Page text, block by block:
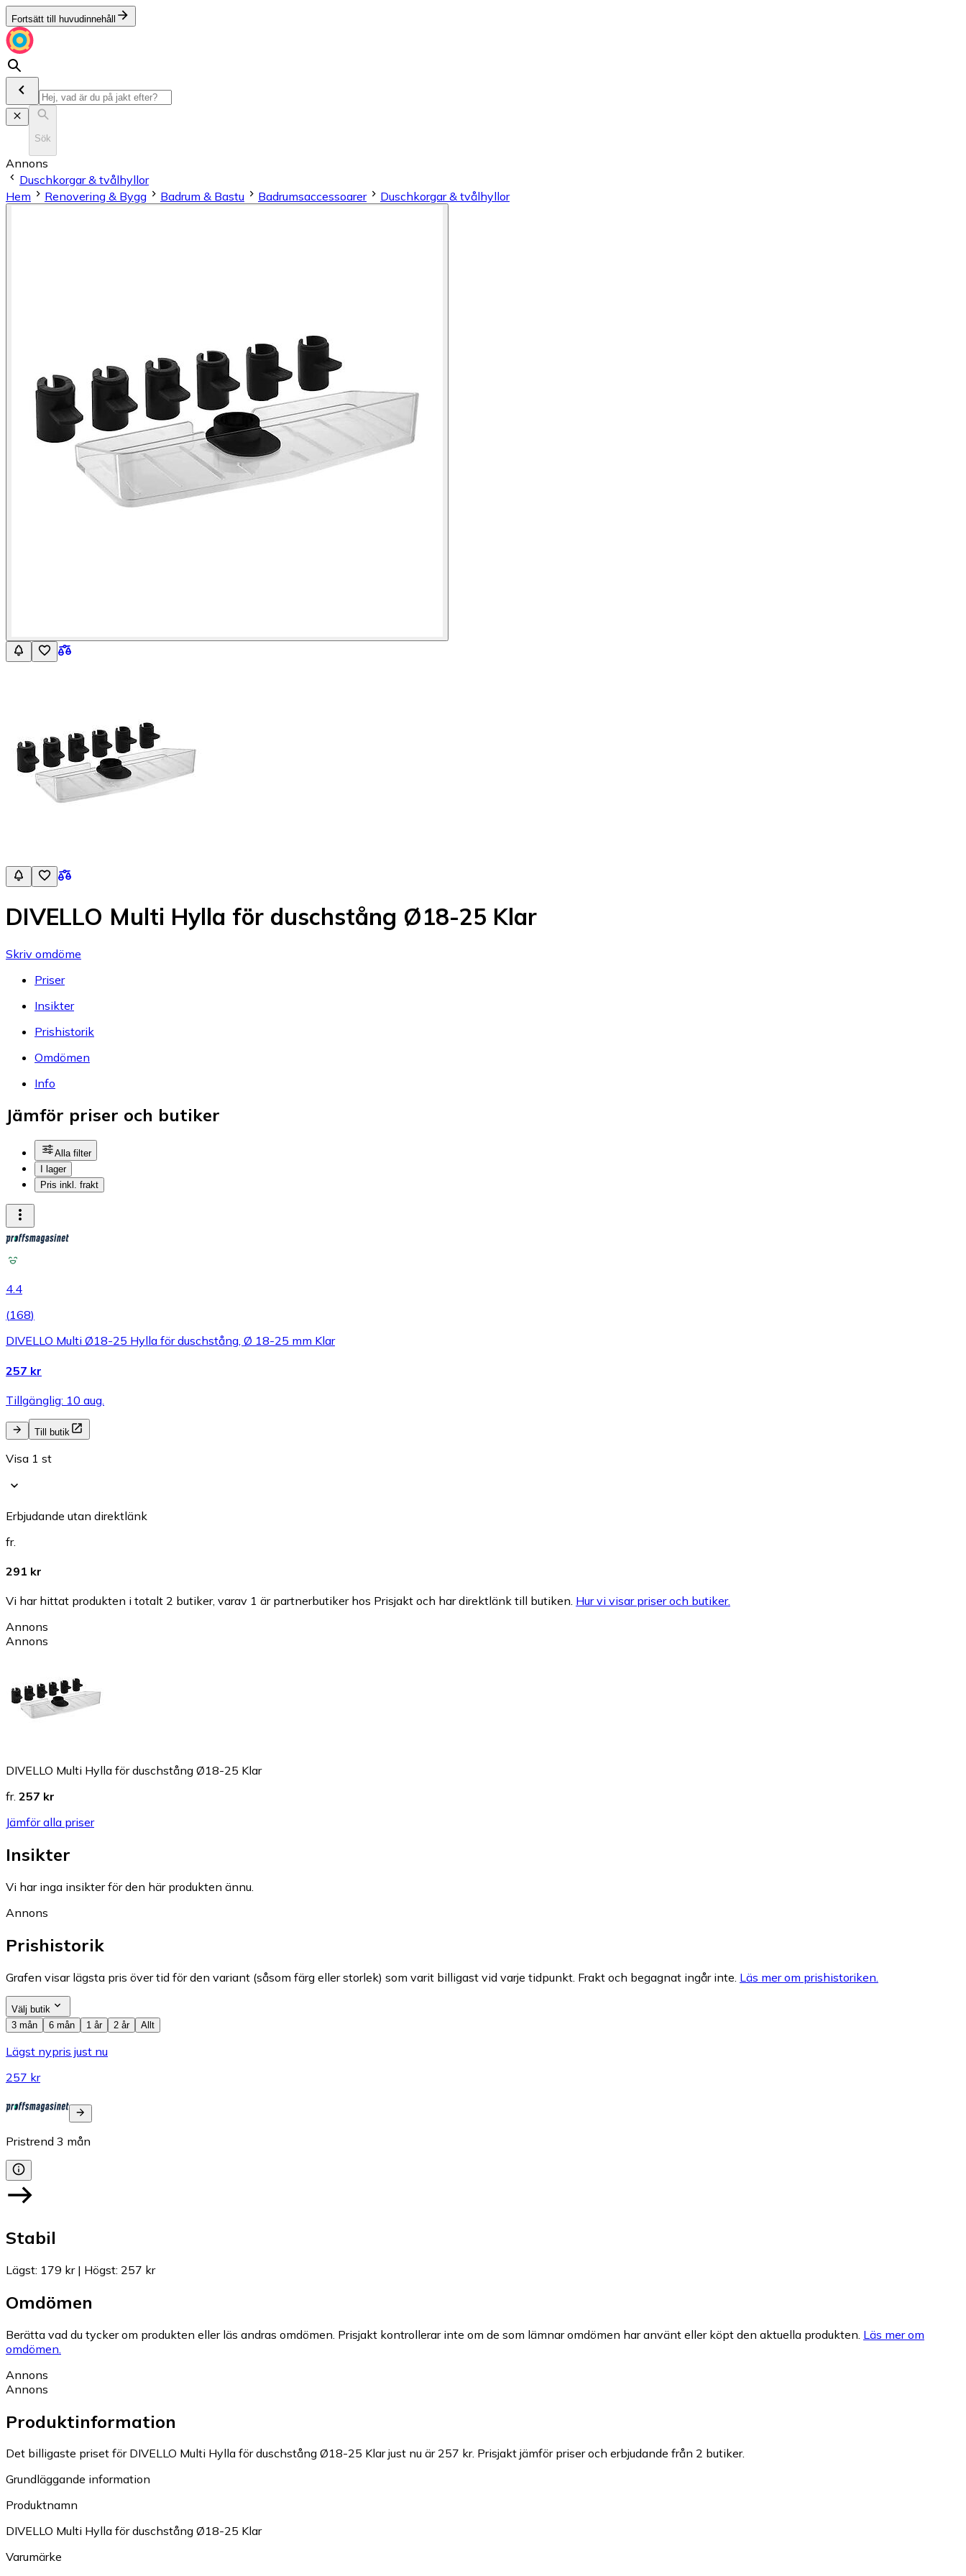
Fortsätt till huvudinnehåll
Sök
Annons
Duschkorgar & tvålhyllor
Hem
Renovering & Bygg Badrum & Bastu Badrumsaccessoarer Duschkorgar & tvålhyllor
DIVELLO Multi Hylla för duschstång Ø18-25 Klar
Skriv omdöme
Priser
Insikter
Prishistorik
Omdömen
Info
Jämför priser och butiker
Alla filter
I lager
Pris inkl. frakt
4.4
(168)
DIVELLO Multi Ø18-25 Hylla för duschstång, Ø 18-25 mm Klar
257 kr
Tillgänglig: 10 aug.
Till butik
Visa 1 st
Erbjudande utan direktlänk
fr.
291 kr
Vi har hittat produkten i totalt 2 butiker, varav 1 är partnerbutiker hos Prisjakt och har direktlänk till butiken. Hur vi visar priser och butiker.
Annons
Annons
DIVELLO Multi Hylla för duschstång Ø18-25 Klar
fr. 257 kr
Jämför alla priser
Insikter
Vi har inga insikter för den här produkten ännu.
Annons
Prishistorik
Grafen visar lägsta pris över tid för den variant (såsom färg eller storlek) som varit billigast vid varje tidpunkt. Frakt och begagnat ingår inte. Läs mer om prishistoriken.
Välj butik
3 mån
6 mån 1 år 2 år Allt
Lägst nypris just nu
257 kr
Pristrend 3 mån
Stabil
Lägst: 179 kr| Högst: 257 kr
Omdömen
Berätta vad du tycker om produkten eller läs andras omdömen. Prisjakt kontrollerar inte om de som lämnar omdömen har använt eller köpt den aktuella produkten. Läs mer om
omdömen.
Annons
Annons
Produktinformation
Det billigaste priset för DIVELLO Multi Hylla för duschstång Ø18-25 Klar just nu är 257 kr. Prisjakt jämför priser och erbjudande från 2 butiker.
Grundläggande information
Produktnamn
DIVELLO Multi Hylla för duschstång Ø18-25 Klar
Varumärke